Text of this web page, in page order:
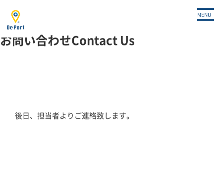
MENU
お問い合わせContact Us
>
完了
後日、担当者よりご連絡致します。